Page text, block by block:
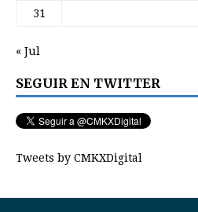
31
« Jul
SEGUIR EN TWITTER
Tweets by CMKXDigital